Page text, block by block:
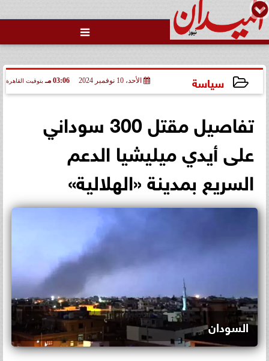

سياسة الأحد، 10 نوفمبر 2024 03:06 مـ بتوقيت القاهرة
تفاصيل مقتل 300 سوداني
على أيدي ميليشيا الدعم
السريع بمدينة «الهلالية»
السودان
رئيس منيا القمح بالشرقية: تبذل
جهوداً مكثفة لتحسين الخدمات